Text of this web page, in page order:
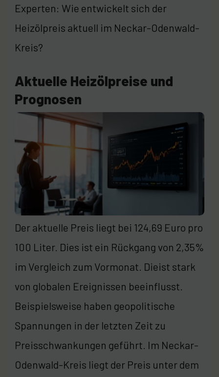
Experten: Wie entwickelt sich der
Heizölpreis aktuell im Neckar-Odenwald-
Kreis?
Aktuelle Heizölpreise und
Prognosen
Der aktuelle Preis liegt bei 124,69 Euro pro
100 Liter. Dies ist ein Rückgang von 2,35%
im Vergleich zum Vormonat. Dieist stark
von globalen Ereignissen beeinflusst.
Beispielsweise haben geopolitische
Spannungen in der letzten Zeit zu
Preisschwankungen geführt. Im Neckar-
Odenwald-Kreis liegt der Preis unter dem